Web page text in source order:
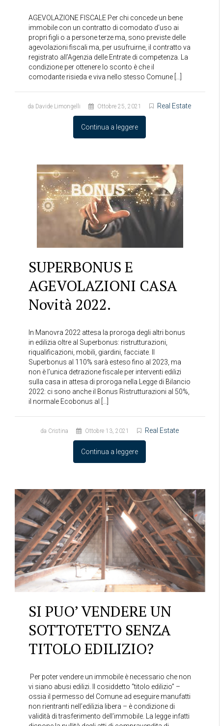
AGEVOLAZIONE FISCALE Per chi concede un bene
immobile con un contratto di comodato d’uso ai
propri figli o a persone terze ma, sono previste delle
agevolazioni fiscali ma, per usufruirne, il contratto va
registrato all’Agenzia delle Entrate di competenza. La
condizione per ottenere lo sconto è che il
comodante risieda e viva nello stesso Comune […]
da Davide Limongelli Ottobre 25, 2021 Real Estate
Continua a leggere
SUPERBONUS E
AGEVOLAZIONI CASA
Novità 2022.
In Manovra 2022 attesa la proroga degli altri bonus
in edilizia oltre al Superbonus: ristrutturazioni,
riqualificazioni, mobili, giardini, facciate. Il
Superbonus al 110% sarà esteso fino al 2023, ma
non è l’unica detrazione fiscale per interventi edilizi
sulla casa in attesa di proroga nella Legge di Bilancio
2022: ci sono anche il Bonus Ristrutturazioni al 50%,
il normale Ecobonus al […]
da Cristina Ottobre 13, 2021 Real Estate
Continua a leggere
SI PUO’ VENDERE UN
SOTTOTETTO SENZA
TITOLO EDILIZIO?
Per poter vendere un immobile è necessario che non
vi siano abusi edilizi. Il cosiddetto “titolo edilizio” –
ossia il permesso del Comune ad eseguire manufatti
non rientranti nell’edilizia libera – è condizione di
validità di trasferimento dell’immobile. La legge infatti